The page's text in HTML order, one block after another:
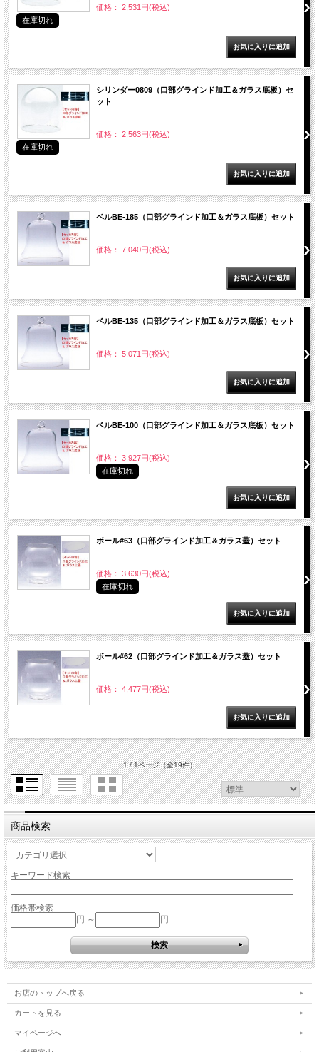
価格： 2,531円(税込)
在庫切れ
シリンダー0809（口部グラインド加工＆ガラス底板）セ
ット
価格： 2,563円(税込)
在庫切れ
ベルBE-185（口部グラインド加工＆ガラス底板）セット
価格： 7,040円(税込)
ベルBE-135（口部グラインド加工＆ガラス底板）セット
価格： 5,071円(税込)
ベルBE-100（口部グラインド加工＆ガラス底板）セット
価格： 3,927円(税込)
在庫切れ
ボール#63（口部グラインド加工＆ガラス蓋）セット
価格： 3,630円(税込)
在庫切れ
ボール#62（口部グラインド加工＆ガラス蓋）セット
価格： 4,477円(税込)
1 / 1ページ（全19件）
商品検索
キーワード検索
価格帯検索
円 ～
円
お店のトップへ戻る
カートを見る
マイページへ